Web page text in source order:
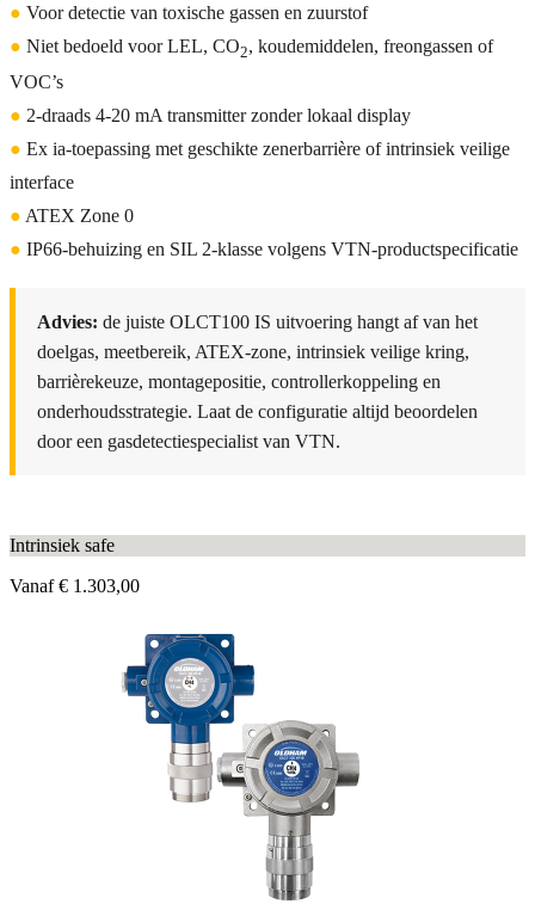
● Voor detectie van toxische gassen en zuurstof
● Niet bedoeld voor LEL, CO2, koudemiddelen, freongassen of
VOC’s
● 2-draads 4-20 mA transmitter zonder lokaal display
● Ex ia-toepassing met geschikte zenerbarrière of intrinsiek veilige
interface
● ATEX Zone 0
● IP66-behuizing en SIL 2-klasse volgens VTN-productspecificatie
Advies: de juiste OLCT100 IS uitvoering hangt af van het
doelgas, meetbereik, ATEX-zone, intrinsiek veilige kring,
barrièrekeuze, montagepositie, controllerkoppeling en
onderhoudsstrategie. Laat de configuratie altijd beoordelen
door een gasdetectiespecialist van VTN.
Intrinsiek safe
Vanaf € 1.303,00